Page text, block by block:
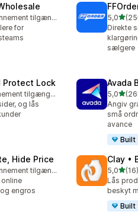
Gratis abonnement tilgængeligt
for
5,0ud af
250
Direkte
sælgere
Protect Lock
Gratis abonnement tilgængeligt
og lås
Avada
5,0ud af
269
Angiv
små
avance
Built
Hide Price
Gratis abonnement tilgængeligt
engros
Clay •
5,0ud af
(16)
16
Lås
beskyt
Built